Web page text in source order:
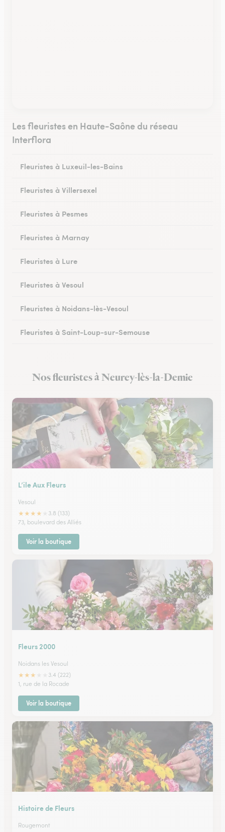
Les fleuristes en Haute-Saône du réseau
Interflora
Fleuristes à Luxeuil-les-Bains
Fleuristes à Villersexel
Fleuristes à Pesmes
Fleuristes à Marnay
Fleuristes à Lure
Fleuristes à Vesoul
Fleuristes à Noidans-lès-Vesoul
Fleuristes à Saint-Loup-sur-Semouse
Fleuristes à Scey-sur-Saône-et-Saint-Albin
Nos fleuristes à Neurey-lès-la-Demie
L’ile Aux Fleurs
Vesoul
★★★★
3.8 (133)
73, boulevard des Alliés
Voir la boutique
Fleurs 2000
Noidans les Vesoul
★★★
3.4 (222)
1, rue de la Rocade
Voir la boutique
Histoire de Fleurs
Rougemont